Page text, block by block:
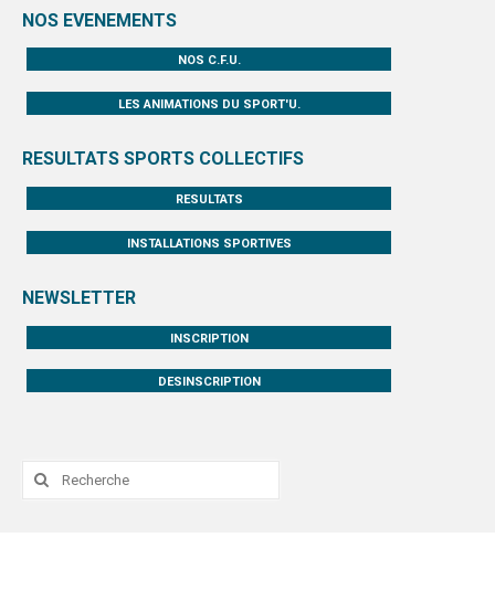
NOS EVENEMENTS
NOS C.F.U.
LES ANIMATIONS DU SPORT'U.
RESULTATS SPORTS COLLECTIFS
RESULTATS
INSTALLATIONS SPORTIVES
NEWSLETTER
INSCRIPTION
DESINSCRIPTION
Rechercher